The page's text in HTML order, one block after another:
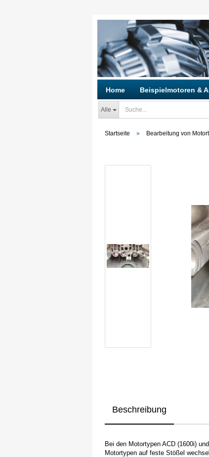
Alle
Home Beispielmotoren &
Startseite » Bearbeitung von
Beschreibung
Bei den Motortypen ACD (1600i)
Motortypen auf feste Stößel